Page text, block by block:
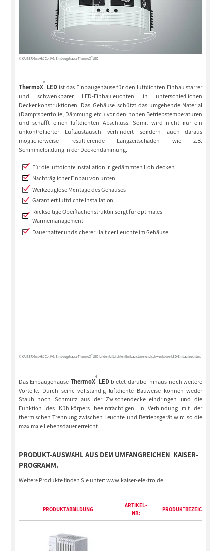
© KAISER GmbH & Co. KG: Einbaugehäuse ThermoX®LED
ThermoX® LED ist das Einbaugehäuse für den luftdichten Einbau starrer
und schwenkbarer LED-Einbauleuchten in unterschiedlichen
Deckenkonstruktionen. Das Gehäuse schützt das umgebende Material
(Dampfsperrfolie, Dämmung etc.) vor den hohen Betriebstemperaturen
und schafft einen luftdichten Abschluss. Somit wird nicht nur ein
unkontrollierter Luftaustausch verhindert sondern auch daraus
möglicherweise resultierende Langzeitschäden wie z.B.
Schimmelbildung in der Deckendämmung.
Für die luftdichte Installation in gedämmten Hohldecken
Nachträglicher Einbau von unten
Werkzeuglose Montage des Gehäuses
Garantiert luftdichte Installation
Rückseitige Oberflächenstruktur sorgt für optimales
Wärmemanagement
Dauerhafter und sicherer Halt der Leuchte im Gehäuse
© KAISER GmbH & Co. KG: Einbaugehäuse ThermoX®LED für den luftdichten Einbau starrer und schwenkbarer LED-Einbauleuchten.
Das Einbaugehäuse ThermoX® LED bietet darüber hinaus noch weitere
Vorteile. Durch seine vollständig luftdichte Bauweise können weder
Staub noch Schmutz aus der Zwischendecke eindringen und die
Funktion des Kühlkörpers beeinträchtigen. In Verbindung mit der
thermischen Trennung zwischen Leuchte und Betriebsgerät wird so die
maximale Lebensdauer erreicht.
PRODUKT-AUSWAHL AUS DEM UMFANGREICHEN KAISER-
PROGRAMM.
Weitere Produkte finden Sie unter:www.kaiser-elektro.de
PRODUKTABBILDUNG
ARTIKEL-
NR:
PRODUKTBEZEICHNUNG